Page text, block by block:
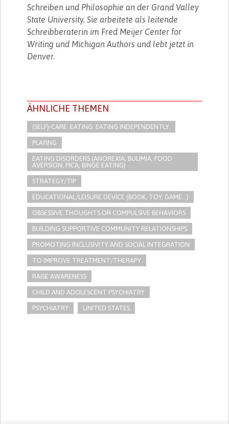
Schreiben und Philosophie an der Grand Valley
State University. Sie arbeitete als leitende
Schreibberaterin im Fred Meijer Center for
Writing und Michigan Authors und lebt jetzt in
Denver.
ÄHNLICHE THEMEN
(SELF)-CARE: EATING: EATING INDEPENDENTLY.
PLAYING
EATING DISORDERS (ANOREXIA, BULIMIA, FOOD
AVERSION, PICA, BINGE EATING)
STRATEGY/TIP​
EDUCATIONAL/LEISURE DEVICE (BOOK, TOY, GAME...)
OBSESSIVE THOUGHTS OR COMPULSIVE BEHAVIORS
BUILDING SUPPORTIVE COMMUNITY RELATIONSHIPS
PROMOTING INCLUSIVITY AND SOCIAL INTEGRATION
TO IMPROVE TREATMENT/THERAPY
RAISE AWARENESS
CHILD AND ADOLESCENT PSYCHIATRY
PSYCHIATRY UNITED STATES